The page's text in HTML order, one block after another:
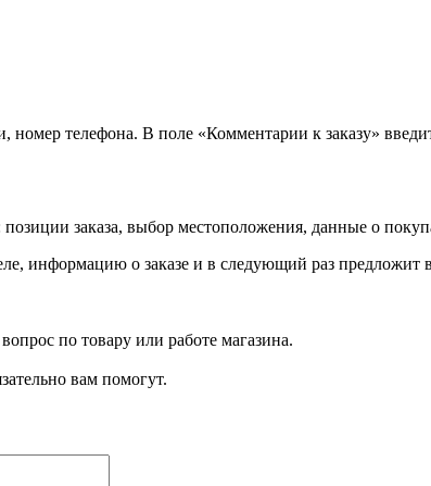
телефона. В поле «Комментарии к заказу»
заказа, выбор местоположения, данные о
информацию о заказе и в следующий раз предложит
по товару или работе магазина.
вам помогут.